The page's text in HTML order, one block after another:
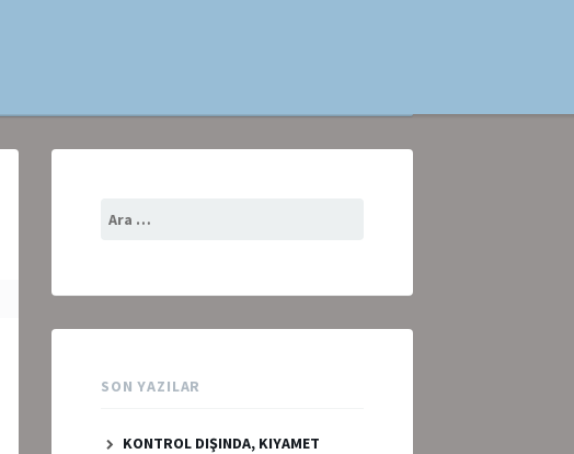
SON YAZILAR
KONTROL DIŞINDA, KIYAMET